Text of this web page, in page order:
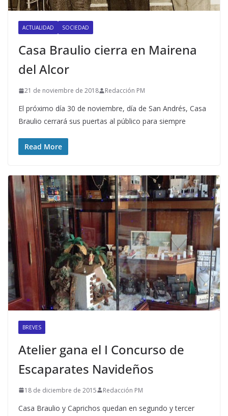
ACTUALIDAD SOCIEDAD
Casa Braulio cierra en Mairena
del Alcor
21 de noviembre de 2018 Redacción PM
El próximo día 30 de noviembre, día de San Andrés, Casa
Braulio cerrará sus puertas al público para siempre
Read More
BREVES
Atelier gana el I Concurso de
Escaparates Navideños
18 de diciembre de 2015 Redacción PM
Casa Braulio y Caprichos quedan en segundo y tercer